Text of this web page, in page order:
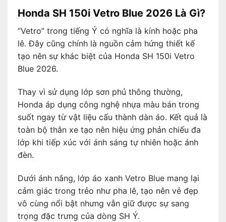
Honda SH 150i Vetro Blue 2026 Là Gì?
“Vetro” trong tiếng Ý có nghĩa là kính hoặc pha
lê. Đây cũng chính là nguồn cảm hứng thiết kế
tạo nên sự khác biệt của Honda SH 150i Vetro
Blue 2026.
Thay vì sử dụng lớp sơn phủ thông thường,
Honda áp dụng công nghệ nhựa màu bán trong
suốt ngay từ vật liệu cấu thành dàn áo. Kết quả là
toàn bộ thân xe tạo nên hiệu ứng phản chiếu đa
lớp khi tiếp xúc với ánh sáng tự nhiên hoặc ánh
đèn.
Dưới ánh nắng, lớp áo xanh Vetro Blue mang lại
cảm giác trong trẻo như pha lê, tạo nên vẻ đẹp
vô cùng nổi bật nhưng vẫn giữ được sự sang
trọng đặc trưng của dòng SH Ý.